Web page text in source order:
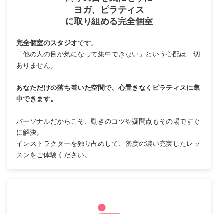
ヨガ、ピラティス
に取り組める完全個室
完全個室のスタジオです。
「他の人の目が気になって集中できない」という心配は一切
ありません。
あなただけの落ち着いた空間で、心置きなくピラティスに集
中できます。
パーソナルだからこそ、動きのコツや疑問点もその場ですぐ
に解決。
インストラクターを独り占めして、密度の濃い充実したレッ
スンをご体験ください。